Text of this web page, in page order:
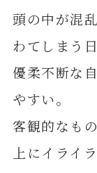
頭の中が混
わてしまう日
優柔不断な
やすい。
客観的なも
上にイライ